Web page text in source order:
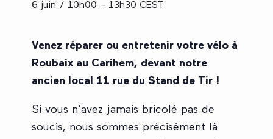
6 juin / 10h00 – 13h30 CEST
Venez réparer ou entretenir votre vélo à
Roubaix au Carihem, devant notre
ancien local 11 rue du Stand de Tir !
Si vous n’avez jamais bricolé pas de
soucis, nous sommes précisément là